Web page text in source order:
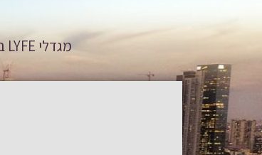
מגדלי LYFE בניין B, הירקון 5א', בני ברק | טלפון: